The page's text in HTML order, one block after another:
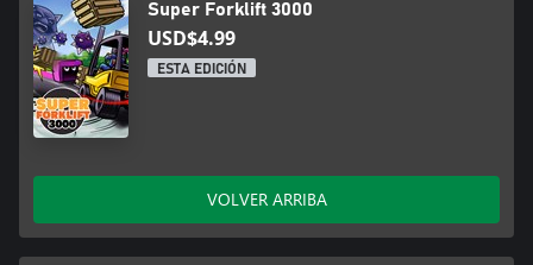
Super Forklift 3000
USD$4.99
ESTA EDICIÓN
VOLVER ARRIBA